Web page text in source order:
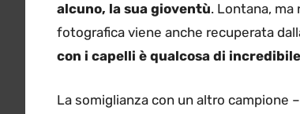
alcuno, la sua gioventù. Lontana,
fotografica viene anche recuperata
con i capelli è qualcosa di incredibile
La somiglianza con un altro campione